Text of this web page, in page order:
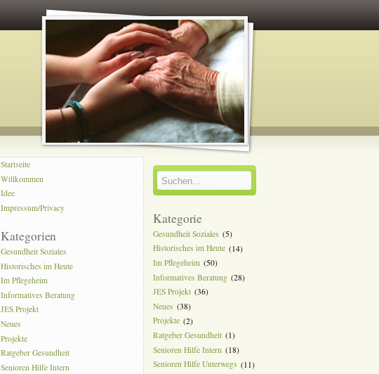
Startseite
Willkommen
Idee
Impressum/Privacy
Kategorien
Gesundheit Soziales
Historisches im Heute
Im Pflegeheim
Informatives Beratung
JES Projekt
Neues
Projekte
Ratgeber Gesundheit
Senioren Hilfe Intern
Kategorie
Gesundheit Soziales (5)
Historisches im Heute (14)
Im Pflegeheim (50)
Informatives Beratung (28)
JES Projekt (36)
Neues (38)
Projekte (2)
Ratgeber Gesundheit (1)
Senioren Hilfe Intern (18)
Senioren Hilfe Unterwegs (11)